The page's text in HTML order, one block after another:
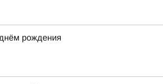
рождения